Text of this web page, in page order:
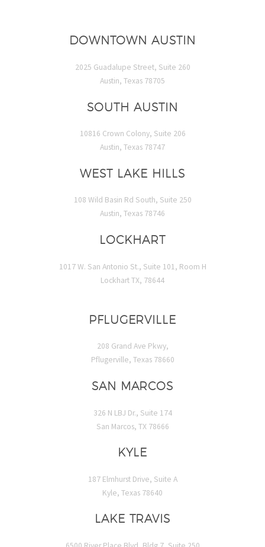
DOWNTOWN AUSTIN
2025 Guadalupe Street, Suite 260
Austin, Texas 78705
SOUTH AUSTIN
10816 Crown Colony, Suite 206
Austin, Texas 78747
WEST LAKE HILLS
108 Wild Basin Rd South, Suite 250
Austin, Texas 78746
LOCKHART
1017 W. San Antonio St., Suite 101, Room H
Lockhart TX, 78644
PFLUGERVILLE
208 Grand Ave Pkwy,
Pflugerville, Texas 78660
SAN MARCOS
326 N LBJ Dr., Suite 174
San Marcos, TX 78666
KYLE
187 Elmhurst Drive, Suite A
Kyle, Texas 78640
LAKE TRAVIS